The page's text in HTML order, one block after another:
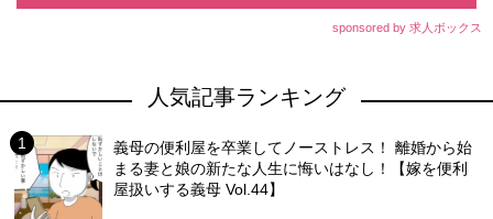
sponsored by 求人ボックス
人気記事ランキング
義母の便利屋を卒業してノーストレス！ 離婚から始
まる妻と娘の新たな人生に悔いはなし！【嫁を便利
屋扱いする義母 Vol.44】